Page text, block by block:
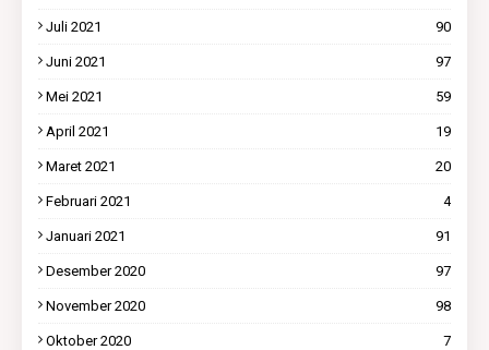
Juli 2021 90
Juni 2021 97
Mei 2021 59
April 2021 19
Maret 2021 20
Februari 2021 4
Januari 2021 91
Desember 2020 97
November 2020 98
Oktober 2020 7